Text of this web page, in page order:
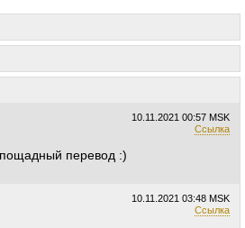
10.11.2021 00:57 MSK
Ссылка
перевод :)
10.11.2021 03:48 MSK
Ссылка